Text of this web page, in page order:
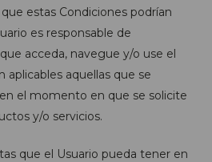
estas Condiciones podrían
es responsable de
acceda, navegue y/o use el
aplicables aquellas que se
el momento en que se solicite
y/o servicios.
que el Usuario pueda tener en